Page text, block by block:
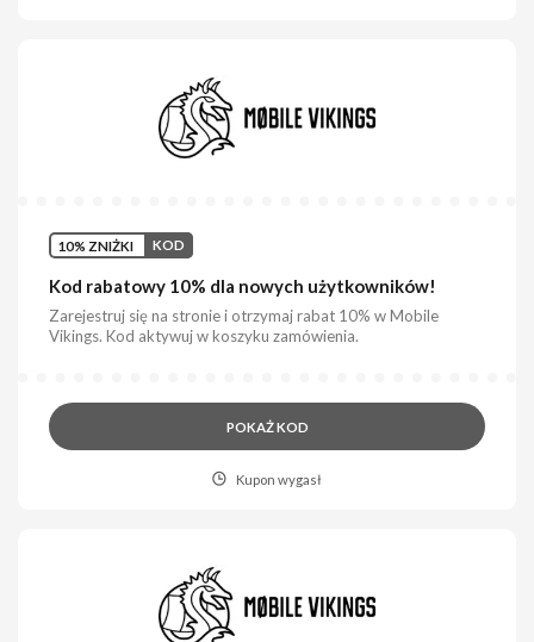
10% ZNIŻKI KOD
Kod rabatowy 10% dla nowych użytkowników!
Zarejestruj się na stronie i otrzymaj rabat 10% w Mobile
Vikings. Kod aktywuj w koszyku zamówienia.
POKAŻ KOD
Kupon wygasł